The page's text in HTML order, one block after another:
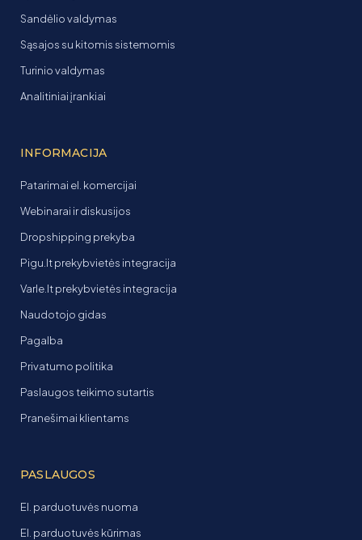
Sandėlio valdymas
Sąsajos su kitomis sistemomis
Turinio valdymas
Analitiniai įrankiai
INFORMACIJA
Patarimai el. komercijai
Webinarai ir diskusijos
Dropshipping prekyba
Pigu.lt prekybvietės integracija
Varle.lt prekybvietės integracija
Naudotojo gidas
Pagalba
Privatumo politika
Paslaugos teikimo sutartis
Pranešimai klientams
PASLAUGOS
El. parduotuvės nuoma
El. parduotuvės kūrimas